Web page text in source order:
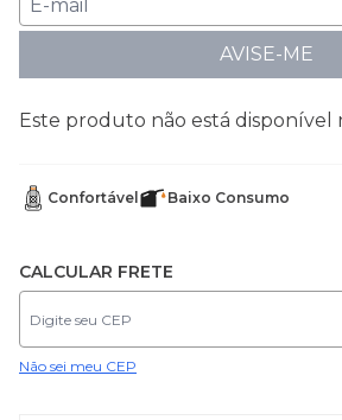
AVISE-ME
Este produto não está disponível
Confortável Baixo Consumo
CALCULAR FRETE
Não sei meu CEP